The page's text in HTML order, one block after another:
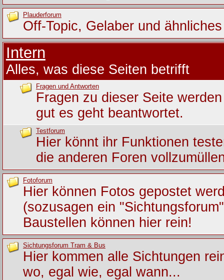
Plauderforum
Off-Topic, Gelaber und ähnliches
Intern
Alles, was diese Seiten betrifft
Fragen und Antworten
Fragen zu dieser Seite
gut es geht beantwortet.
Testforum
Hier könnt ihr Funktionen
die anderen Foren
Fotoforum
Hier können Fotos gepostet
(sozusagen ein
Baustellen können hier rein!
Sichtungsforum Tram & Bus
Hier kommen alle Sichtungen
wo, egal wie, egal wann...